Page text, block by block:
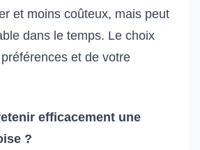
et moins coûteux, mais peut
dans le temps. Le choix
et de votre
efficacement une
?